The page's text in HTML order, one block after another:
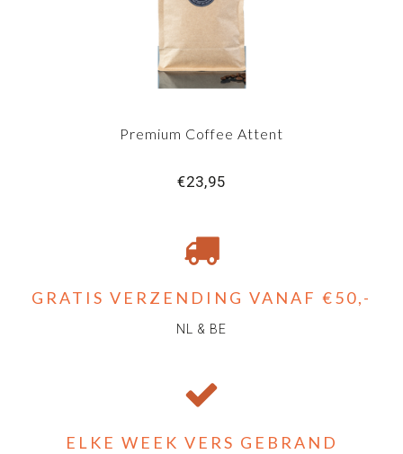
Premium Coffee Attent
€23,95
GRATIS VERZENDING VANAF €50,-
NL & BE
ELKE WEEK VERS GEBRAND